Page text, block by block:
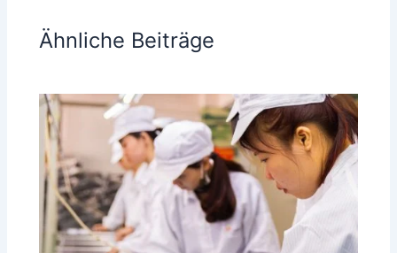
Ähnliche Beiträge